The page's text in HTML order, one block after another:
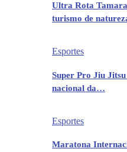
Ultra Rota
turismo de
Esportes
Super Pro Jiu
nacional da…
Esportes
Maratona